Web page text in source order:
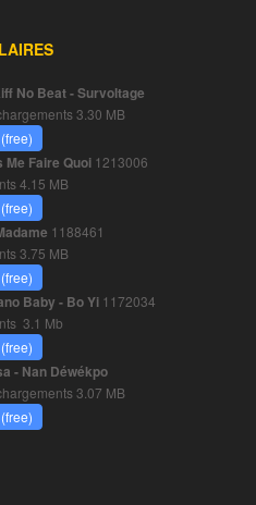
No Beat - Survoltage
3.30 MB
Me Faire Quoi 1213006
4.15 MB
1188461
3.75 MB
Baby - Bo Yi 1172034
3.1 Mb
- Nan Déwékpo
3.07 MB